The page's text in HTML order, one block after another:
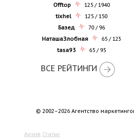
Offtop
125 / 1940
tixhel
125 / 150
Базед
70 / 96
НаташаЗлобная
65 / 123
tasa93
65 / 95
ВСЕ РЕЙТИНГИ
© 2002–2026 Агентство
Архив Статьи